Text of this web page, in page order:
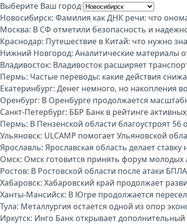
Выберите Ваш город
Новосибирск: Фамилия как ДНК речи: что
Москва: В СФ отметили безопасность и
Краснодар: Путешествие в Китай: что нужно
Нижний Новгород: Аналитические материалы
Владивосток: Владивосток расширяет
Пермь: Частые переводы: какие действия
Екатеринбург: Денег немного, но накопления
Оренбург: В Оренбурге продолжается
Санкт-Петербург: ББР Банк в рейтинге
Пермь: В Пензенской области благоустроят
Ульяновск: ULCAMP помогает Ульяновской
Ярославль: Ярославская область делает
Омск: Омск готовится принять форум
Ростов: В Ростовской области после атаки
Хабаровск: Хабаровский край продолжает
Ханты-Мансийск: В Югре продолжается
Тула: Металлургия остается одной из опор
Иркутск: Инго Банк открывает дополнительный